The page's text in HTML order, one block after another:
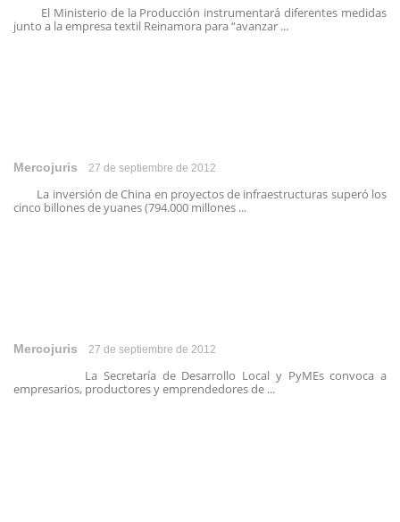
El Ministerio de la Producción instrumentará diferentes medidas
junto a la empresa textil Reinamora para “avanzar ...
Mercojuris 27 de septiembre de 2012
La inversión de China en proyectos de infraestructuras superó los
cinco billones de yuanes (794.000 millones ...
Mercojuris 27 de septiembre de 2012
La Secretaría de Desarrollo Local y PyMEs convoca a
empresarios, productores y emprendedores de ...